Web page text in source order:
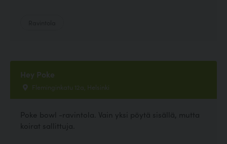
Hey Poke
Fleminginkatu 12a, Helsinki
Poke bowl -ravintola. Vain yksi pöytä sisällä, mutta
koirat sallittuja.